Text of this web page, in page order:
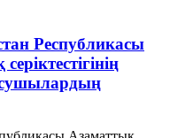
Республикасы